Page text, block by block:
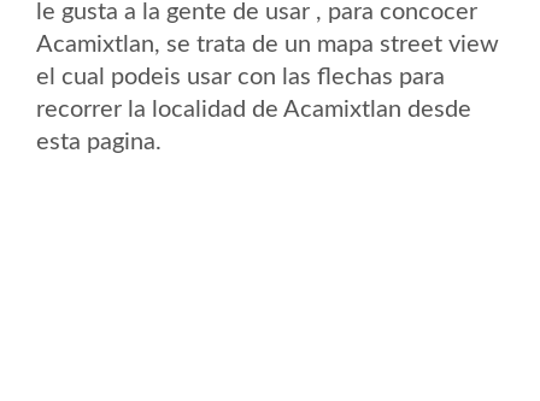
le gusta a la gente de usar , para concocer
Acamixtlan, se trata de un mapa street view
el cual podeis usar con las flechas para
recorrer la localidad de Acamixtlan desde
esta pagina.